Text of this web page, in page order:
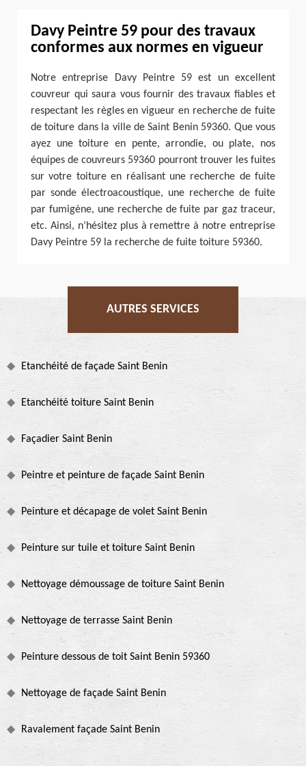
Davy Peintre 59 pour des travaux
conformes aux normes en vigueur
Notre entreprise Davy Peintre 59 est un excellent
couvreur qui saura vous fournir des travaux fiables et
respectant les règles en vigueur en recherche de fuite
de toiture dans la ville de Saint Benin 59360. Que vous
ayez une toiture en pente, arrondie, ou plate, nos
équipes de couvreurs 59360 pourront trouver les fuites
sur votre toiture en réalisant une recherche de fuite
par sonde électroacoustique, une recherche de fuite
par fumigène, une recherche de fuite par gaz traceur,
etc. Ainsi, n’hésitez plus à remettre à notre entreprise
Davy Peintre 59 la recherche de fuite toiture 59360.
AUTRES SERVICES
Etanchéité de façade Saint Benin
Etanchéité toiture Saint Benin
Façadier Saint Benin
Peintre et peinture de façade Saint Benin
Peinture et décapage de volet Saint Benin
Peinture sur tuile et toiture Saint Benin
Nettoyage démoussage de toiture Saint Benin
Nettoyage de terrasse Saint Benin
Peinture dessous de toit Saint Benin 59360
Nettoyage de façade Saint Benin
Ravalement façade Saint Benin